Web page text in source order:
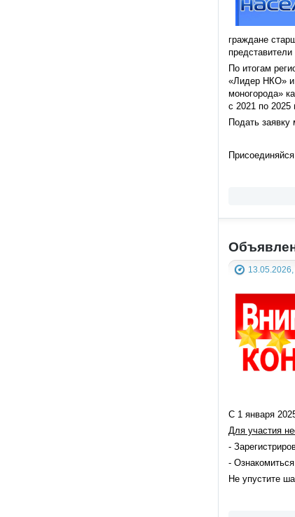
граждане
По итогам
«Лидер НКО» и
моногорода»
с 2021 по 2025
Подать
13.05.2026,
С 1 января
Для участия
-
-
Не упустите